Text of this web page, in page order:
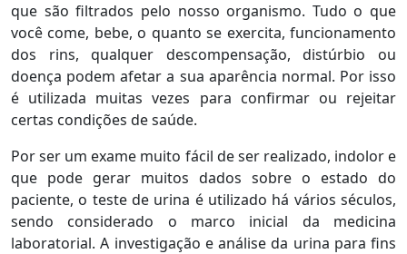
que são filtrados pelo nosso organismo. Tudo o que
você come, bebe, o quanto se exercita, funcionamento
dos rins, qualquer descompensação, distúrbio ou
doença podem afetar a sua aparência normal. Por isso
é utilizada muitas vezes para confirmar ou rejeitar
certas condições de saúde.
Por ser um exame muito fácil de ser realizado, indolor e
que pode gerar muitos dados sobre o estado do
paciente, o teste de urina é utilizado há vários séculos,
sendo considerado o marco inicial da medicina
laboratorial. A investigação e análise da urina para fins